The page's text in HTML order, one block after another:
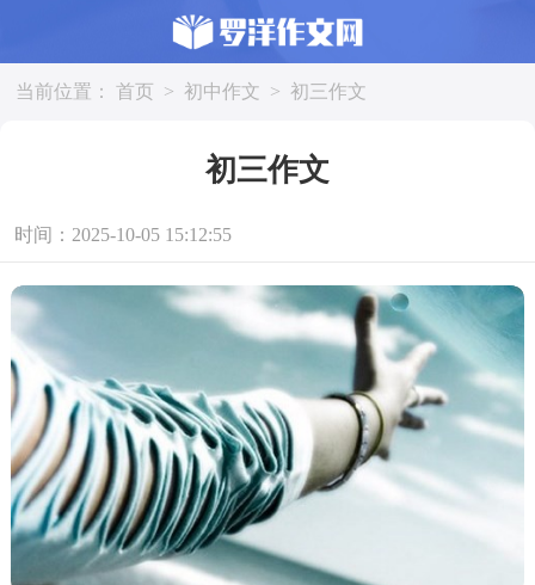
当前位置： 首页 > 初中作文 > 初三作文
初三作文
时间：2025-10-05 15:12:55